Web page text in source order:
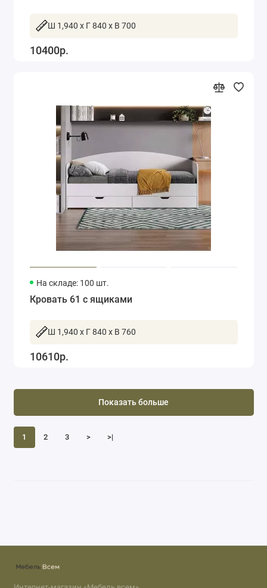
Ш 1,940 x Г 840 x В 700
10400р.
На складе: 100 шт.
Кровать 61 с ящиками
Ш 1,940 x Г 840 x В 760
10610р.
1 2 3 > >|
Показать больше